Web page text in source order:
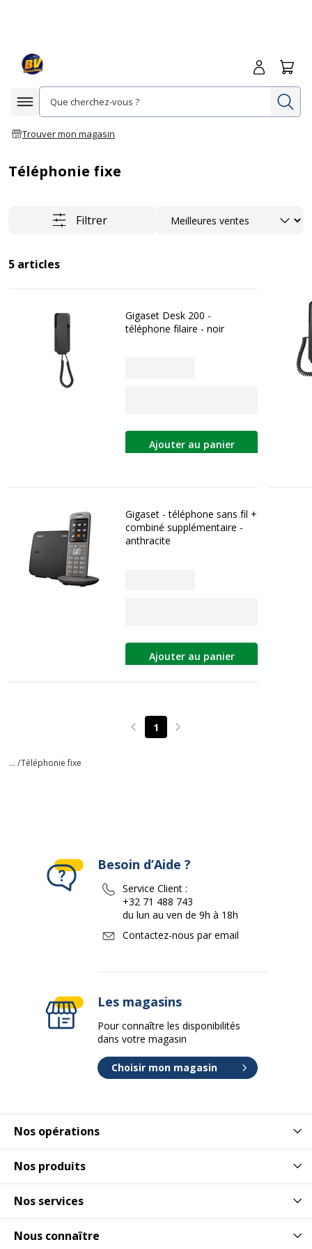
Afficher la navigation
Trouver mon magasin
Me
Téléphonie fixe
Filtrer Trier
5 articles
Gigaset Desk 200 -
téléphone filaire - noir
Ajouter au panier
Gigaset - téléphone sans fil +
combiné supplémentaire -
anthracite
Ajouter au panier
Page précédente
1 Page suivante
... /Téléphonie fixe
Nos opérations
Nos produits
Nos services
Nous connaître
Besoin d’Aide ?
Service Client :
+32 71 488 743
du lun au ven de 9h à 18h
Contactez-nous par email
Les magasins
Pour connaître les disponibilités
dans votre magasin
Choisir mon magasin